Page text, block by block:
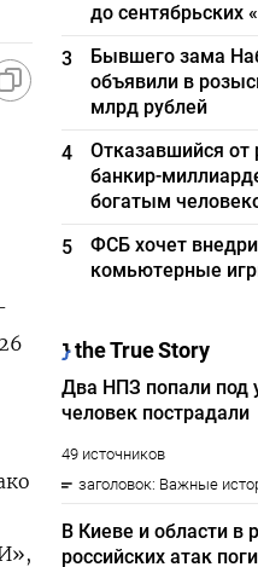
до сентябрьских
3
Бывшего зама
объявили в
млрд рублей
4
Отказавшийся от
банкир-
богатым
5
ФСБ хочет
комьютерные